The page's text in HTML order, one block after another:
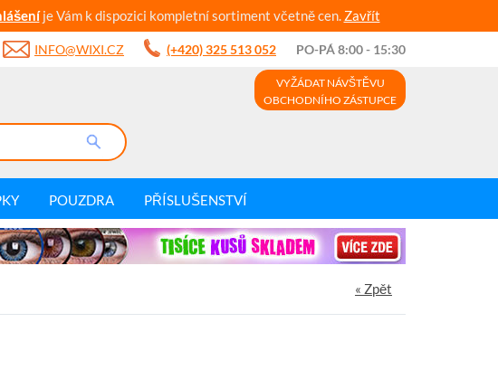
je Vám k dispozici kompletní sortiment včetně cen. Zavřít
INFO@WIXI.CZ (+420) 325 513 052 PO-PÁ 8:00 - 15:30
VYŽÁDAT NÁVŠTĚVU
OBCHODNÍHO ZÁSTUPCE
POUZDRA PŘÍSLUŠENSTVÍ
« Zpět